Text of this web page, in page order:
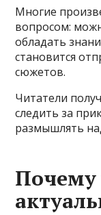
Многие
вопросом:
обладать
становится
сюжетов.
Читатели
следить за
размышлять
Почему